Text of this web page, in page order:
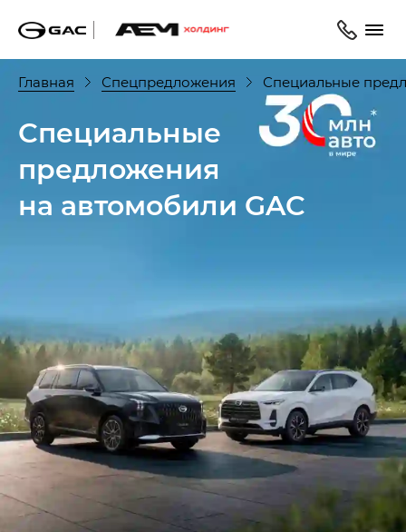
Главная Спецпредложения Специальные
Специальные
предложения
на автомобили GAC